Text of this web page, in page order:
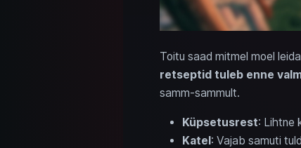
Toitu saad mitmel moel
retseptid tuleb enne
samm-sammult.
Küpsetusrest: Lihtne
Katel: Vajab samuti